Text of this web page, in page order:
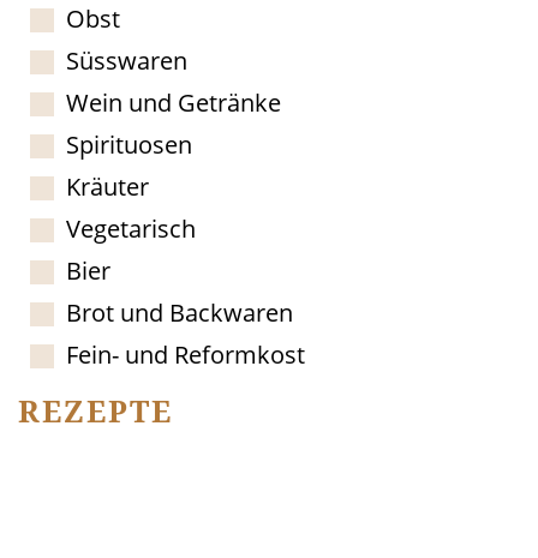
REZEPTE
Obst
Süsswaren
Wein und Getränke
Spirituosen
Kräuter
Vegetarisch
Bier
Brot und Backwaren
Fein- und Reformkost